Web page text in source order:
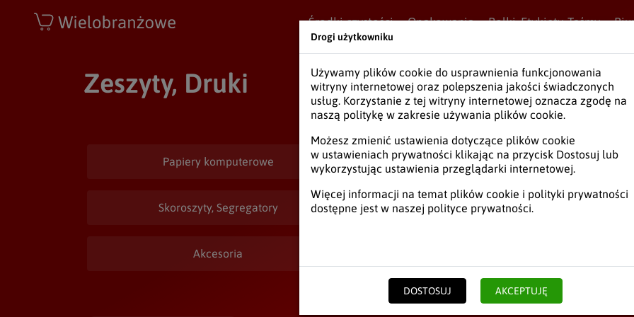
Wielobranżowe Środki czystości Opakowania Rolki, Etykiety, Taśmy
Zeszyty, Druki
Papiery komputerowe Długopisy, Markery
Skoroszyty, Segregatory Zeszyty, Druki
Akcesoria
Drogi użytkowniku
Używamy plików cookie do usprawnienia funkcjonowania
witryny internetowej oraz polepszenia jakości świadczonych
usług. Korzystanie z tej witryny internetowej oznacza zgodę na
naszą politykę w zakresie używania plików cookie.
Możesz zmienić ustawienia dotyczące plików cookie
w ustawieniach prywatności klikając na przycisk Dostosuj lub
wykorzystując ustawienia przeglądarki internetowej.
Więcej informacji na temat plików cookie i polityki prywatności
dostępne jest w naszej polityce prywatności.
DOSTOSUJ AKCEPTUJĘ